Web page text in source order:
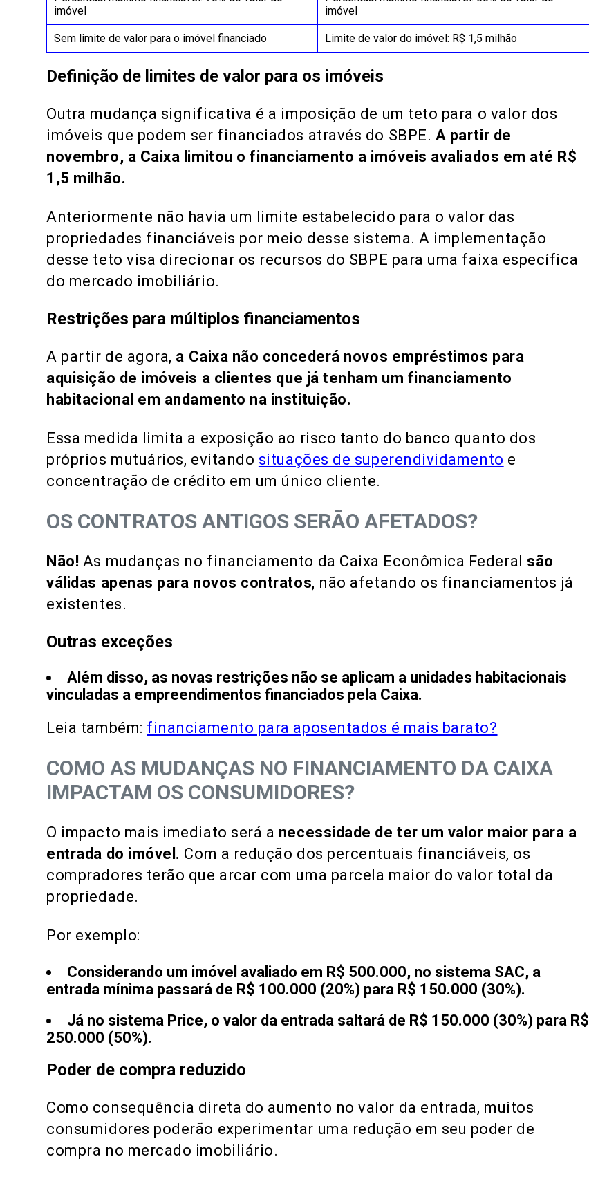
imóvel
imóvel
Sem limite de valor para o imóvel financiado Limite de valor do imóvel: R$ 1,5 milhão
Definição de limites de valor para os imóveis
Outra mudança significativa é a imposição de um teto para o valor dos
imóveis que podem ser financiados através do SBPE. A partir de
novembro, a Caixa limitou o financiamento a imóveis avaliados em até R$
1,5 milhão.
Anteriormente não havia um limite estabelecido para o valor das
propriedades financiáveis por meio desse sistema. A implementação
desse teto visa direcionar os recursos do SBPE para uma faixa específica
do mercado imobiliário.
Restrições para múltiplos financiamentos
A partir de agora, a Caixa não concederá novos empréstimos para
aquisição de imóveis a clientes que já tenham um financiamento
habitacional em andamento na instituição.
Essa medida limita a exposição ao risco tanto do banco quanto dos
próprios mutuários, evitando situações de superendividamento e
concentração de crédito em um único cliente.
OS CONTRATOS ANTIGOS SERÃO AFETADOS?
Não! As mudanças no financiamento da Caixa Econômica Federal são
válidas apenas para novos contratos, não afetando os financiamentos já
existentes.
Outras exceções
Além disso, as novas restrições não se aplicam a unidades habitacionais
vinculadas a empreendimentos financiados pela Caixa.
Leia também: financiamento para aposentados é mais barato?
COMO AS MUDANÇAS NO FINANCIAMENTO DA CAIXA
IMPACTAM OS CONSUMIDORES?
O impacto mais imediato será a necessidade de ter um valor maior para a
entrada do imóvel. Com a redução dos percentuais financiáveis, os
compradores terão que arcar com uma parcela maior do valor total da
propriedade.
Por exemplo:
Considerando um imóvel avaliado em R$ 500.000, no sistema SAC, a
entrada mínima passará de R$ 100.000 (20%) para R$ 150.000 (30%).
Já no sistema Price, o valor da entrada saltará de R$ 150.000 (30%) para R$
250.000 (50%).
Poder de compra reduzido
Como consequência direta do aumento no valor da entrada, muitos
consumidores poderão experimentar uma redução em seu poder de
compra no mercado imobiliário.